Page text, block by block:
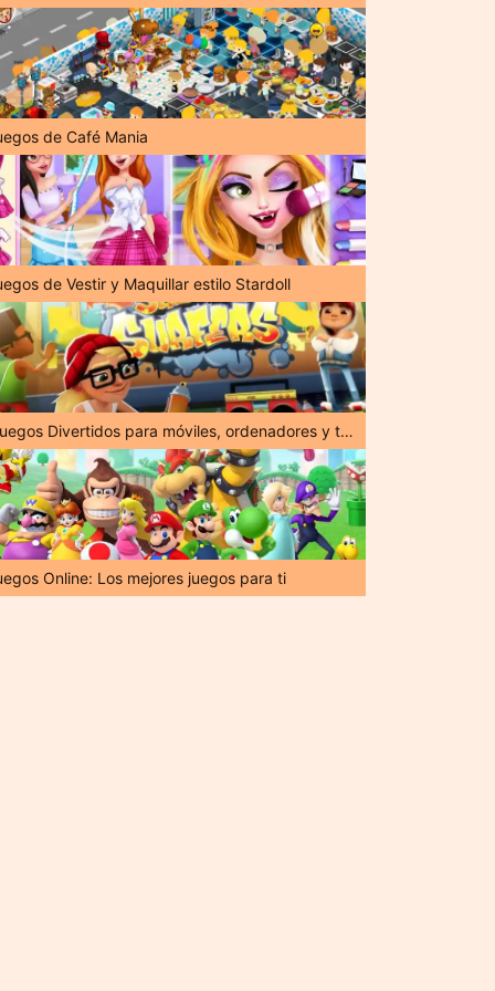
de Café Mania
de Vestir y Maquillar estilo Stardoll
¡Juegos Divertidos para móviles, ordenadores y tabletas!
Online: Los mejores juegos para ti